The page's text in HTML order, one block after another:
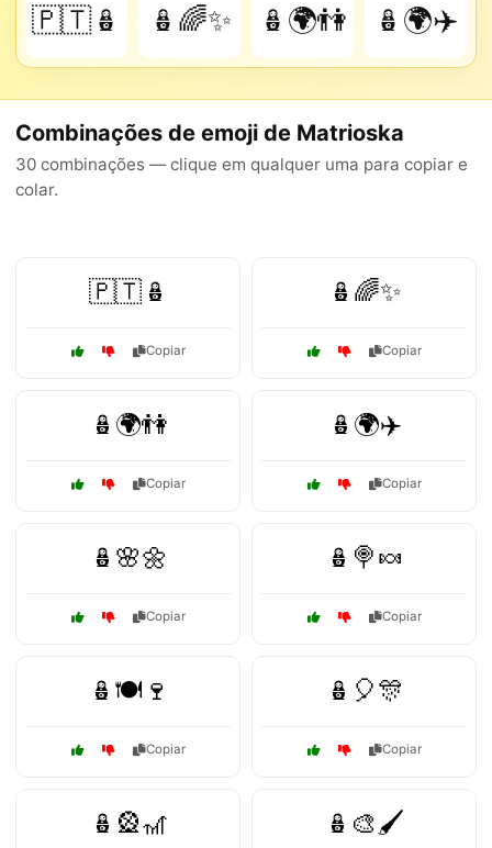
🇵🇹🪆 🪆🌈✨ 🪆🌍👫 🪆🌍✈️
Combinações de emoji de Matrioska
30 combinações — clique em qualquer uma para copiar e
colar.
🇵🇹🪆
Copiar
🪆🌈✨
Copiar
🪆🌍👫
Copiar
🪆🌍✈️
Copiar
🪆🌸🌼
Copiar
🪆🍭🍬
Copiar
🪆🍽️🍷
Copiar
🪆🎈🎊
Copiar
🪆🎡🎢 🪆🎨🖌️